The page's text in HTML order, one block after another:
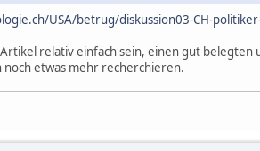
USA/betrug/diskussion03-CH-
relativ einfach sein, einen gut
etwas mehr recherchieren.